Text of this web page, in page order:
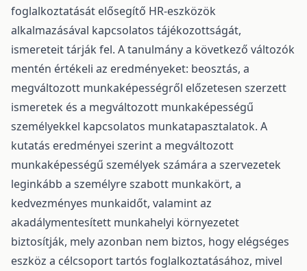
foglalkoztatását elősegítő HR-eszközök
alkalmazásával kapcsolatos tájékozottságát,
ismereteit tárják fel. A tanulmány a következő változók
mentén értékeli az eredményeket: beosztás, a
megváltozott munkaképességről előzetesen szerzett
ismeretek és a megváltozott munkaképességű
személyekkel kapcsolatos munkatapasztalatok. A
kutatás eredményei szerint a megváltozott
munkaképességű személyek számára a szervezetek
leginkább a személyre szabott munkakört, a
kedvezményes munkaidőt, valamint az
akadálymentesített munkahelyi környezetet
biztosítják, mely azonban nem biztos, hogy elégséges
eszköz a célcsoport tartós foglalkoztatásához, mivel